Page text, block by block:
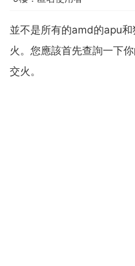
並不是所有的amd的apu
火。您應該首先查詢一下
交火。